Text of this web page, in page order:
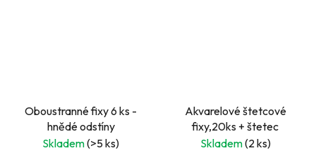
Oboustranné fixy 6 ks -
hnědé odstíny
Skladem(>5 ks)
Akvarelové štetcové
fixy,20ks + štetec
Skladem(2 ks)